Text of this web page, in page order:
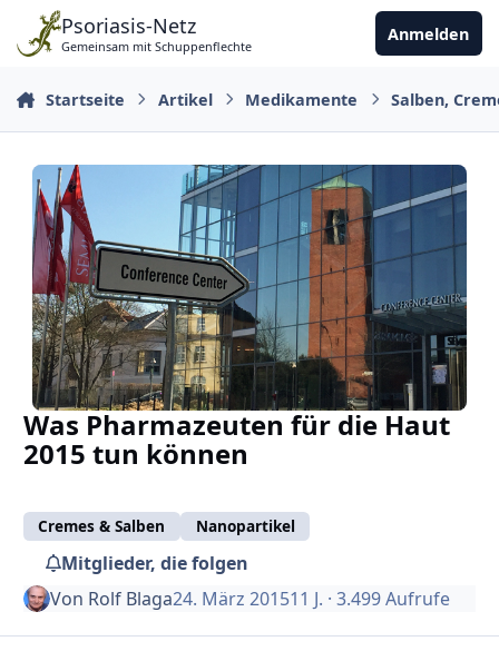
Zu Inhalt springen
Psoriasis-Netz
Gemeinsam mit Schuppenflechte
Anmelden
Startseite Artikel Medikamente Salben,
Was Pharmazeuten für die Haut
2015 tun können
Cremes & Salben Nanopartikel
Mitglieder, die folgen
Von Rolf Blaga24. März 201511 J. · 3.499 Aufrufe